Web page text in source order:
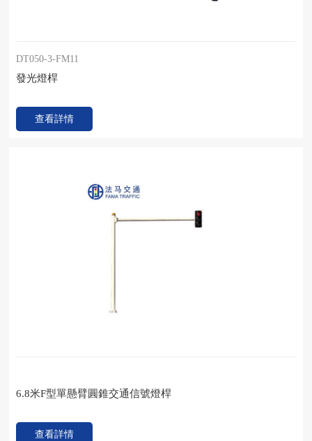
DT050-3-FM11
發光燈桿
查看詳情
6.8米F型單懸臂圓錐交通信號燈桿
查看詳情